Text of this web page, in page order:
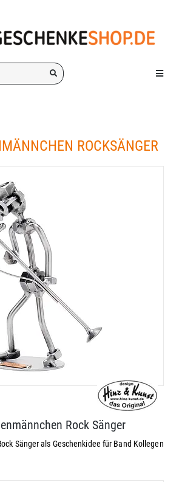
Menü
ROCKSÄNGER
Rock Sänger
Sänger als Geschenkidee für Band Kollegen